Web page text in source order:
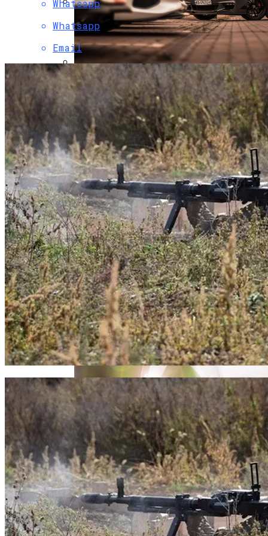
Растущая Концентрация Власти В
Руках Си Цзиньпина: Мир Не Обмануть
Военные Рельсы Спасут Британскую
Экономику?
Коронавирус В США Оказался
Смертоноснее «испанки» 1918 Года
Извержение Вулкана На Юге Исландии:
Чрезвычайное Положение И Эвакуация
Индия Не Будет Спрашивать
Разрешения На Запуск Моделей ИИ
В Киеве Устроили Пробег Суперкаров
В Полиции Провели Совещание
Накануне Крестного Хода В Киеве
Whatsapp
Whatsapp
Email